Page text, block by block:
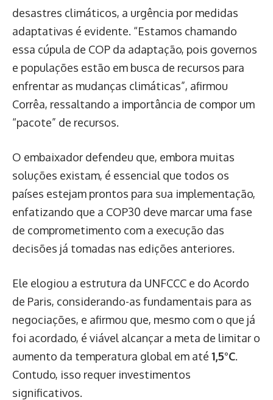
desastres climáticos, a urgência por medidas
adaptativas é evidente. “Estamos chamando
essa cúpula de COP da adaptação, pois governos
e populações estão em busca de recursos para
enfrentar as mudanças climáticas”, afirmou
Corrêa, ressaltando a importância de compor um
“pacote” de recursos.
O embaixador defendeu que, embora muitas
soluções existam, é essencial que todos os
países estejam prontos para sua implementação,
enfatizando que a COP30 deve marcar uma fase
de comprometimento com a execução das
decisões já tomadas nas edições anteriores.
Ele elogiou a estrutura da UNFCCC e do Acordo
de Paris, considerando-as fundamentais para as
negociações, e afirmou que, mesmo com o que já
foi acordado, é viável alcançar a meta de limitar o
aumento da temperatura global em até 1,5°C.
Contudo, isso requer investimentos
significativos.